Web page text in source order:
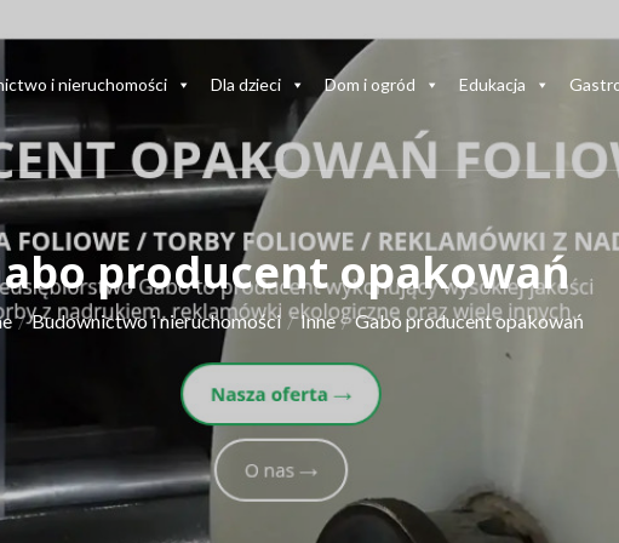
i nieruchomości Dla dzieci Dom i ogród Edukacja
producent opakowań
Budownictwo i nieruchomości Inne Gabo producent opakowań